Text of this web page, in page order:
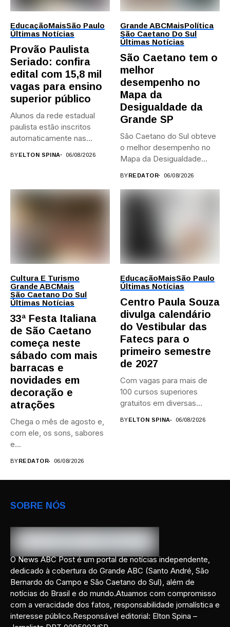
EducaçãoMaisSão Paulo
Últimas Notícias
Provão Paulista
Seriado: confira
edital com 15,8 mil
vagas para ensino
superior público
Alunos da rede estadual
paulista estão inscritos
automaticamente nas
BYELTON SPINA 06/08/2026
Grande ABCMaisPolítica
São Caetano Do Sul
Últimas Notícias
São Caetano tem o
melhor
desempenho no
Mapa da
Desigualdade da
Grande SP
São Caetano do Sul obteve
o melhor desempenho no
Mapa da Desigualdade...
BYREDATOR 06/08/2026
Cultura E Turismo
Grande ABCMais
São Caetano Do Sul
Últimas Notícias
33ª Festa Italiana
de São Caetano
começa neste
sábado com mais
barracas e
novidades em
decoração e
atrações
Chega o mês de agosto e,
com ele, os sons, sabores
e...
BY REDATOR 06/08/2026
EducaçãoMaisSão Paulo
Últimas Notícias
Centro Paula Souza
divulga calendário
do Vestibular das
Fatecs para o
primeiro semestre
de 2027
Com vagas para mais de
100 cursos superiores
gratuitos em diversas
BY ELTON SPINA 06/08/2026
SOBRE NÓS
O News ABC Post é um portal de notícias independente,
dedicado à cobertura do Grande ABC (Santo André, São
Bernardo do Campo e São Caetano do Sul), além de
notícias do Brasil e do mundo.Atuamos com compromisso
com a veracidade dos fatos, responsabilidade jornalística e
interesse público.Responsável editorial: Elton Spina –